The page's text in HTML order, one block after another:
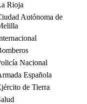
Rioja
Autónoma de
Nacional
Española
de Tierra